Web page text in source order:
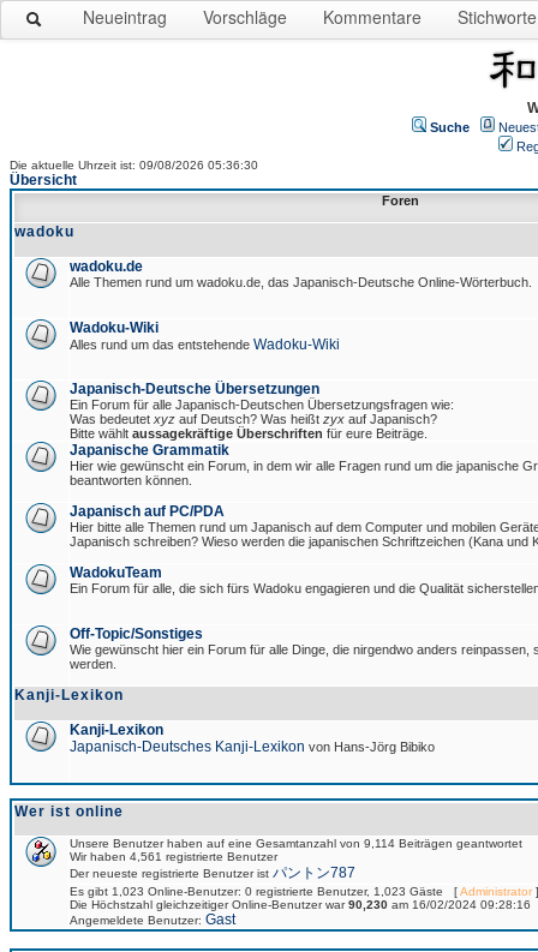
Neueintrag Vorschläge Kommentare Stichworte
Suche
Die aktuelle Uhrzeit ist: 09/08/2026 05:36:30
Übersicht
Foren
wadoku
wadoku.de
Alle Themen rund um wadoku.de, das Japanisch-Deutsche Online-Wörterbuch.
Wadoku-Wiki
Alles rund um das entstehende Wadoku-Wiki
Japanisch-Deutsche Übersetzungen
Ein Forum für alle Japanisch-Deutschen Übersetzungsfragen wie:
Was bedeutet xyz auf Deutsch? Was heißt zyx auf Japanisch?
Bitte wählt aussagekräftige Überschriften für eure Beiträge.
Japanische Grammatik
Hier wie gewünscht ein Forum, in dem wir alle Fragen rund um die japanische
beantworten können.
Japanisch auf PC/PDA
Hier bitte alle Themen rund um Japanisch auf dem Computer und mobilen
Japanisch schreiben? Wieso werden die japanischen Schriftzeichen (Kana und
WadokuTeam
Ein Forum für alle, die sich fürs Wadoku engagieren und die Qualität
Off-Topic/Sonstiges
Wie gewünscht hier ein Forum für alle Dinge, die nirgendwo anders reinpassen,
werden.
Kanji-Lexikon
Kanji-Lexikon
Japanisch-Deutsches Kanji-Lexikon von Hans-Jörg Bibiko
Wer ist online
Unsere Benutzer haben auf eine Gesamtanzahl von 9,114 Beiträgen geantwortet
Wir haben 4,561 registrierte Benutzer
Der neueste registrierte Benutzer ist パントン787
Es gibt 1,023 Online-Benutzer: 0 registrierte Benutzer, 1,023 Gäste [Administrator
Die Höchstzahl gleichzeitiger Online-Benutzer war90,230 am 16/02/2024 09:28:16
Angemeldete Benutzer: Gast